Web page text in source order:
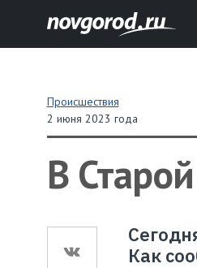
Происшествия
2 июня 2023 года
В
Как